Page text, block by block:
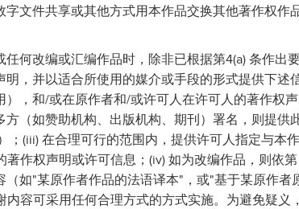
字文件共享或其他方式用本作品交换其他著作权作
何改编或汇编作品时，除非已根据第4(a) 条作出
，并以适合所使用的媒介或手段的形式提供下述
），和/或在原作者和/或许可人在许可人的著作权
（如赞助机构、出版机构、期刊）署名，则提供
；(iii) 在合理可行的范围内，提供许可人指定与本
著作权声明或许可信息；(iv) 如为改编作品，则依
如"某原作者作品的法语译本"，或"基于某原作者
内容可采用任何合理方式的方式实施。为避免疑义